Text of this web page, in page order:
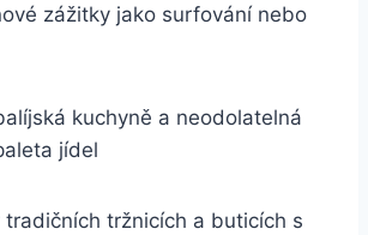
zážitky jako surfování nebo
kuchyně a neodolatelná
jídel
tradičních tržnicích a buticích s